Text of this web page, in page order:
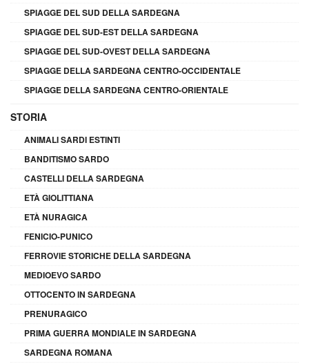
SPIAGGE DEL SUD DELLA SARDEGNA
SPIAGGE DEL SUD-EST DELLA SARDEGNA
SPIAGGE DEL SUD-OVEST DELLA SARDEGNA
SPIAGGE DELLA SARDEGNA CENTRO-OCCIDENTALE
SPIAGGE DELLA SARDEGNA CENTRO-ORIENTALE
STORIA
ANIMALI SARDI ESTINTI
BANDITISMO SARDO
CASTELLI DELLA SARDEGNA
ETÀ GIOLITTIANA
ETÀ NURAGICA
FENICIO-PUNICO
FERROVIE STORICHE DELLA SARDEGNA
MEDIOEVO SARDO
OTTOCENTO IN SARDEGNA
PRENURAGICO
PRIMA GUERRA MONDIALE IN SARDEGNA
SARDEGNA ROMANA